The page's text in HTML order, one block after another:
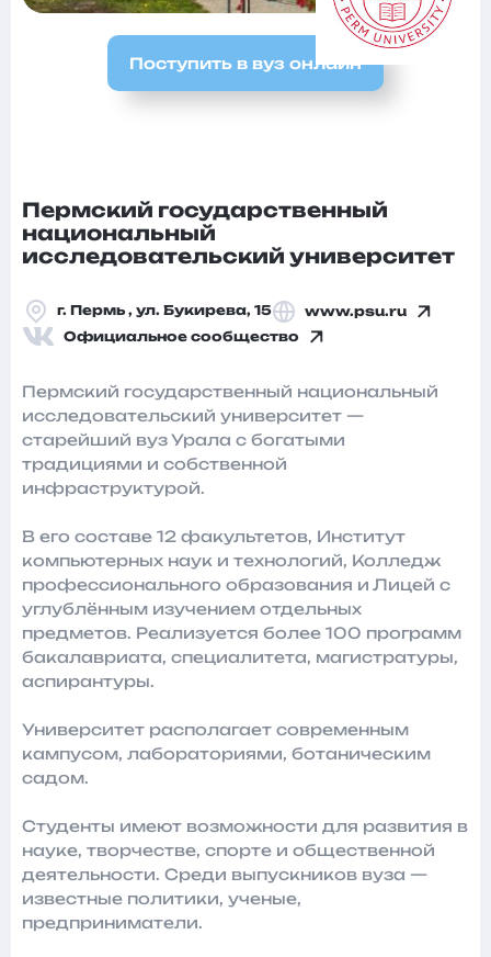
Поступить в вуз онлайн
Пермский государственный
национальный
исследовательский университет
г. Пермь , ул. Букирева, 15
www.psu.ru
Официальное сообщество
Пермский государственный национальный
исследовательский университет —
старейший вуз Урала с богатыми
традициями и собственной
инфраструктурой.
В его составе 12 факультетов, Институт
компьютерных наук и технологий, Колледж
профессионального образования и Лицей с
углублённым изучением отдельных
предметов. Реализуется более 100 программ
бакалавриата, специалитета, магистратуры,
аспирантуры.
Университет располагает современным
кампусом, лабораториями, ботаническим
садом.
Студенты имеют возможности для развития в
науке, творчестве, спорте и общественной
деятельности. Среди выпускников вуза —
известные политики, ученые,
предприниматели.